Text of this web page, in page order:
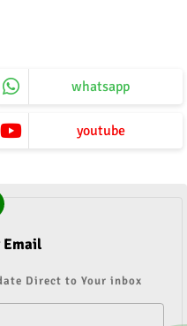
whatsapp
youtube
Email
Direct to Your inbox